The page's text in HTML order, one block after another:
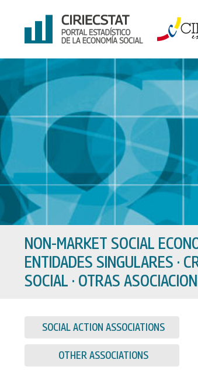
NON-MARKET SOCIAL
ENTIDADES SINGULARES ·
SOCIAL · OTRAS
SOCIAL ACTION ASSOCIATIONS
OTHER ASSOCIATIONS